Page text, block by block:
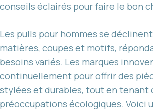
conseils éclairés pour faire le bon
Les pulls pour hommes se
matières, coupes et motifs,
besoins variés. Les marques
continuellement pour offrir des
stylées et durables, tout en tenant
préoccupations écologiques. Voici